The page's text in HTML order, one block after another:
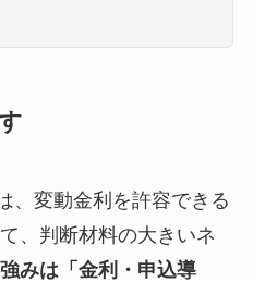
、変動金利を許容できる
、判断材料の大きいネ
強みは「金利・申込導